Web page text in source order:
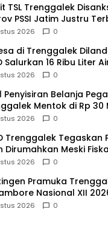
TSL Trenggalek
PSSI Jatim Justru
di Hari yang Sama
2026 0
di Trenggalek
Salurkan 16 Ribu Liter
2026 0
Penyisiran Belanja
Mentok di Rp 30
2026 0
Trenggalek Tegaskan
Dirumahkan Meski
2026 0
Pramuka
Nasional XII
2026 0